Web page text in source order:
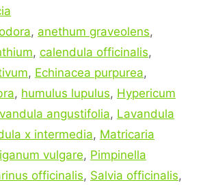
, anethum graveolens,
, calendula officinalis,
, Echinacea purpurea,
, humulus lupulus, Hypericum
angustifolia, Lavandula
x intermedia, Matricaria
vulgare, Pimpinella
officinalis, Salvia officinalis,